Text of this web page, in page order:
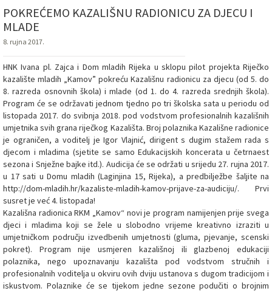
POKREĆEMO KAZALIŠNU RADIONICU ZA DJECU I
MLADE
8. rujna 2017.
HNK Ivana pl. Zajca i Dom mladih Rijeka u sklopu pilot projekta Riječko
kazalište mladih „Kamov” pokreću Kazališnu radionicu za djecu (od 5. do
8. razreda osnovnih škola) i mlade (od 1. do 4. razreda srednjih škola).
Program će se održavati jednom tjedno po tri školska sata u periodu od
listopada 2017. do svibnja 2018. pod vodstvom profesionalnih kazališnih
umjetnika svih grana riječkog Kazališta. Broj polaznika Kazališne radionice
je ograničen, a voditelj je Igor Vlajnić, dirigent s dugim stažem rada s
djecom i mladima (sjetite se samo Edukacijskih koncerata u četrnaest
sezona i Snježne bajke itd.). Audicija će se održati u srijedu 27. rujna 2017.
u 17 sati u Domu mladih (Laginjina 15, Rijeka), a predbilježbe šaljite na
http://dom-mladih.hr/kazaliste-mladih-kamov-prijave-za-audiciju/. Prvi
susret je već 4. listopada!
Kazališna radionica RKM „Kamov“ novi je program namijenjen prije svega
djeci i mladima koji se žele u slobodno vrijeme kreativno izraziti u
umjetničkom području izvedbenih umjetnosti (gluma, pjevanje, scenski
pokret). Program nije usmjeren kazališnoj ili glazbenoj edukaciji
polaznika, nego upoznavanju kazališta pod vodstvom stručnih i
profesionalnih voditelja u okviru ovih dviju ustanova s dugom tradicijom i
iskustvom. Polaznike će se tijekom jedne sezone podučiti o brojnim